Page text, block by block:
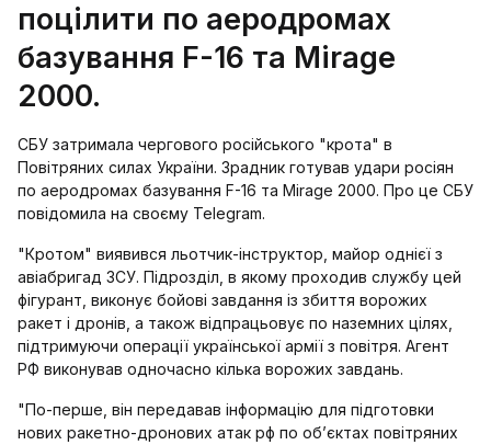
поцілити по аеродромах
базування F-16 та Mirage
2000.
СБУ затримала чергового російського "крота" в
Повітряних силах України. Зрадник готував удари росіян
по аеродромах базування F-16 та Mirage 2000. Про це СБУ
повідомила на своєму Telegram.
"Кротом" виявився льотчик-інструктор, майор однієї з
авіабригад ЗСУ. Підрозділ, в якому проходив службу цей
фігурант, виконує бойові завдання із збиття ворожих
ракет і дронів, а також відпрацьовує по наземних цілях,
підтримуючи операції української армії з повітря. Агент
РФ виконував одночасно кілька ворожих завдань.
"По-перше, він передавав інформацію для підготовки
нових ракетно-дронових атак рф по об’єктах повітряних